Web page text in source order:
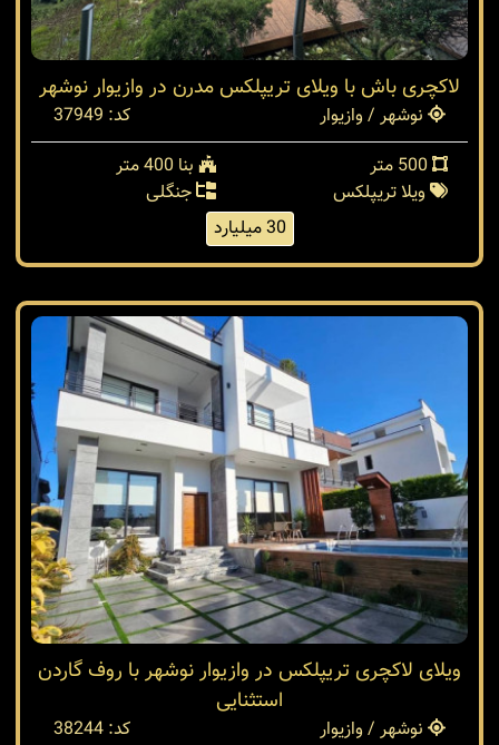
لاکچری باش با ویلای تریپلکس مدرن در وازیوار نوشهر
نوشهر / وازیوار
کد: 37949
بنا 400 متر
ویلا تریپلکس
جنگلی
30 میلیارد
ویلای لاکچری تریپلکس در وازیوار نوشهر با روف گاردن
استثنایی
نوشهر / وازیوار
کد: 38244